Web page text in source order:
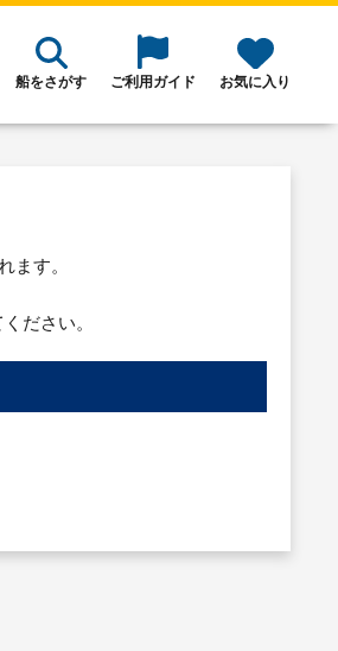
船をさがす ご利用ガイド お気に入り
ます。
ださい。